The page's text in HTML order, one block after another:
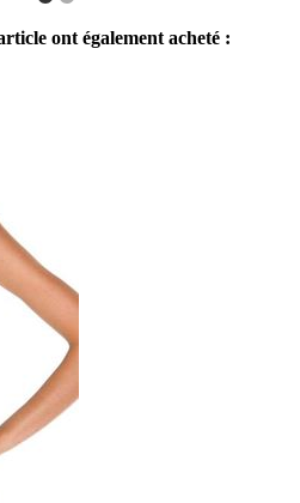
ont également acheté :